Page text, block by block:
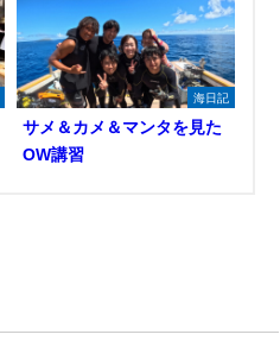
海日記
サメ＆カメ＆マンタを見た
OW講習